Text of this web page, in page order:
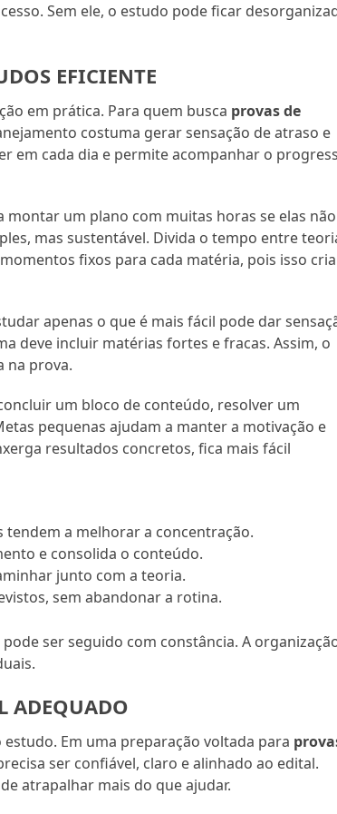
Sem ele, o estudo pode ficar
EFICIENTE
em prática. Para quem busca provas de
costuma gerar sensação de atraso e
em cada dia e permite acompanhar o
um plano com muitas horas se elas não
mas sustentável. Divida o tempo entre
fixos para cada matéria, pois isso cria
apenas o que é mais fácil pode dar
deve incluir matérias fortes e fracas. Assim, o
na prova.
um bloco de conteúdo, resolver um
pequenas ajudam a manter a motivação e
resultados concretos, fica mais fácil
tendem a melhorar a concentração.
e consolida o conteúdo.
junto com a teoria.
sem abandonar a rotina.
ser seguido com constância. A
ADEQUADO
Em uma preparação voltada para
ser confiável, claro e alinhado ao edital.
atrapalhar mais do que ajudar.